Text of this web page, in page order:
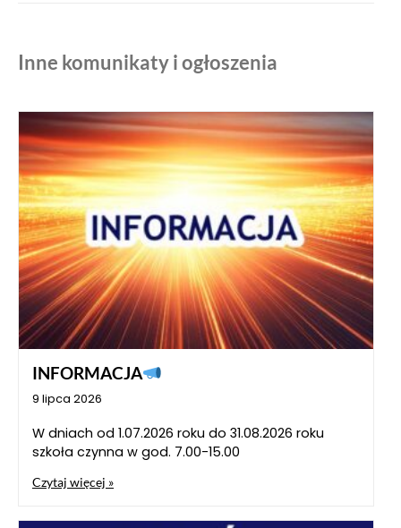
Inne komunikaty i ogłoszenia
INFORMACJA
9 lipca 2026
W dniach od 1.07.2026 roku do 31.08.2026 roku
szkoła czynna w god. 7.00-15.00
Czytaj więcej »